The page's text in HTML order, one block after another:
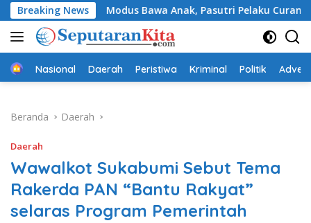
Langsung
ke
konten
Breaking News
Modus Bawa Anak, Pasutri Pelaku Curanmor di
Beranda
Nasional Daerah Peristiwa Kriminal Politik
Beranda Daerah
Daerah
Wawalkot Sukabumi Sebut Tema
Rakerda PAN “Bantu Rakyat”
selaras Program Pemerintah